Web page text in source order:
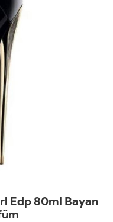
Edp 80ml Bayan